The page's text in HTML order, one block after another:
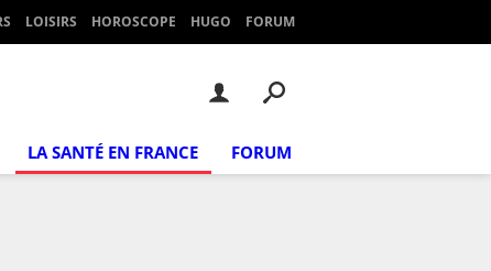
LOISIRS HOROSCOPE HUGO FORUM
LA SANTÉ EN FRANCE FORUM